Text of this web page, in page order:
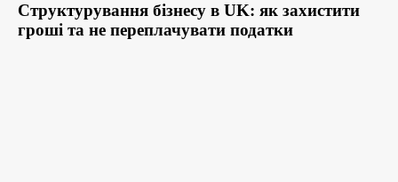
Структурування бізнесу в UK: як захистити
гроші та не переплачувати податки